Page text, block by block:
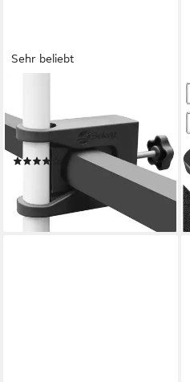
Sehr beliebt
Sonnenschirmhalter
Halterung für Sonnenschirme
(179)
-67%
lieferbar - in 4-5 Werktagen bei dir